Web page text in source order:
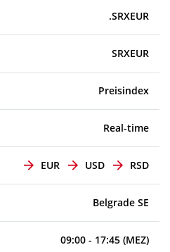
.SRXEUR
SRXEUR
Preisindex
Real-time
EUR USD RSD
Belgrade SE
09:00 - 17:45 (MEZ)